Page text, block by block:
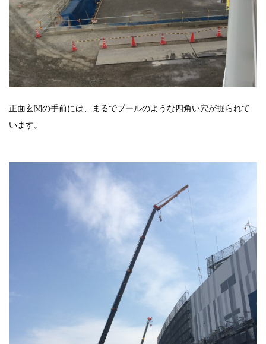
正面玄関の手前には、まるでプールのような四角い穴が掘られて
います。